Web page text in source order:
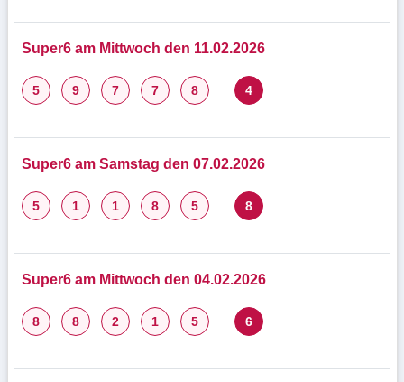
Super6 am Mittwoch den 11.02.2026
5 9 7 7 8 4
Super6 am Samstag den 07.02.2026
5 1 1 8 5 8
Super6 am Mittwoch den 04.02.2026
8 8 2 1 5 6